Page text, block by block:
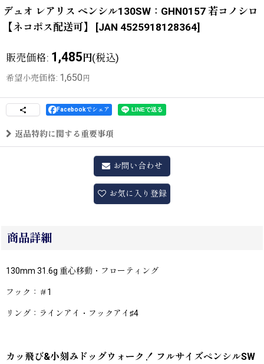
デュオ レアリス ペンシル130SW：GHN0157 若コノシロ
【ネコポス配送可】
[JAN 4525918128364]
販売価格: 1,485円(税込)
希望小売価格: 1,650 円
Facebookでシェア
返品特約に関する重要事項
お問い合わせ
お気に入り登録
商品詳細
130mm 31.6g 重心移動・フローティング
フック：＃1
リング：ラインアイ・フックアイ♯4
カッ飛び&小刻みドッグウォーク！ フルサイズペンシルSW